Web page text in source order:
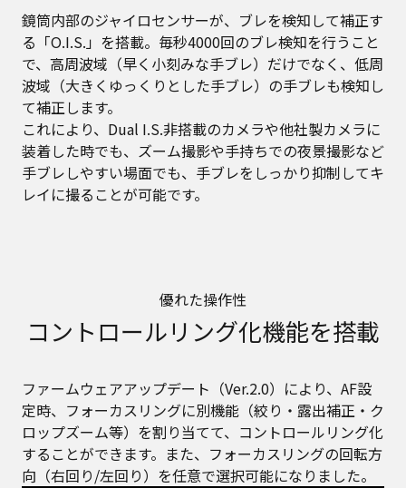
鏡筒内部のジャイロセンサーが、ブレを検知して補正す
る「O.I.S.」を搭載。毎秒4000回のブレ検知を行うこと
で、高周波域（早く小刻みな手ブレ）だけでなく、低周
波域（大きくゆっくりとした手ブレ）の手ブレも検知し
て補正します。
これにより、Dual I.S.非搭載のカメラや他社製カメラに
装着した時でも、ズーム撮影や手持ちでの夜景撮影など
手ブレしやすい場面でも、手ブレをしっかり抑制してキ
レイに撮ることが可能です。
優れた操作性
コントロールリング化機能を搭載
ファームウェアアップデート（Ver.2.0）により、AF設
定時、フォーカスリングに別機能（絞り・露出補正・ク
ロップズーム等）を割り当てて、コントロールリング化
することができます。また、フォーカスリングの回転方
向（右回り/左回り）を任意で選択可能になりました。